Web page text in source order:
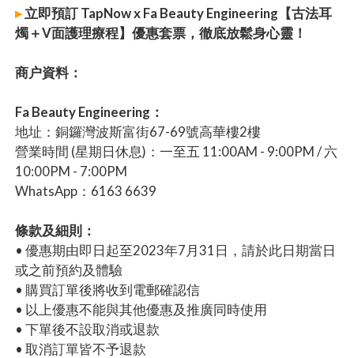
▸立即預訂 TapNow x Fa Beauty Engineering【古法耳
燭＋V面護理療程】優惠套票，徹底放鬆身心靈！
商户資料：
Fa Beauty Engineering：
地址：銅鑼灣波斯富街67-69號高華樓2樓
營業時間 (星期日休息)：一至五 11:00AM - 9:00PM / 六
10:00PM - 7:00PM
WhatsApp：6163 6639
條款及細則：
• 優惠期由即日起至2023年7月31日，請於此日期當日
或之前預約及體驗
• 購買訂單後將收到電郵確認信
• 以上優惠不能與其他優惠及推廣同時使用
• 下單後不設取消或退款
• 取消訂單皆不予退款